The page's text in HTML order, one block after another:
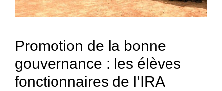
Promotion de la bonne
gouvernance : les élèves
fonctionnaires de l’IRA